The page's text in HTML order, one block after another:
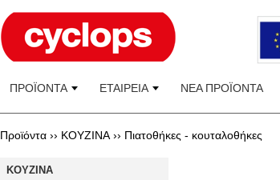
ΠΡΟΪΟΝΤΑ ΕΤΑΙΡΕΙΑ ΝΕΑ ΠΡΟΪΟΝΤΑ
Προϊόντα ›› KOYZINA ›› Πιατοθήκες - κουταλοθήκες
KOYZINA